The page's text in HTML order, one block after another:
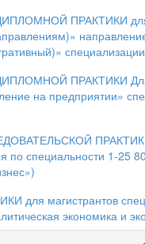
ПРАКТИКИ для
ПРАКТИКИ Для
на предприятии»
ПРАКТИКИ
по специальности 1-25
для магистрантов
экономика и